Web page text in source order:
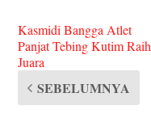
Kasmidi Bangga Atlet
Panjat Tebing Kutim Raih
Juara
SEBELUMNYA